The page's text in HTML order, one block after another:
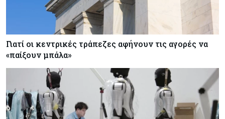
Γιατί οι κεντρικές τράπεζες αφήνουν τις αγορές να
«παίξουν μπάλα»